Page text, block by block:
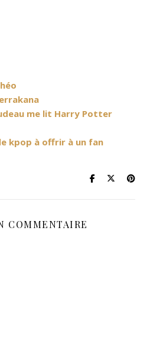
me lit Harry Potter
kpop à offrir à un fan
COMMENTAIRE